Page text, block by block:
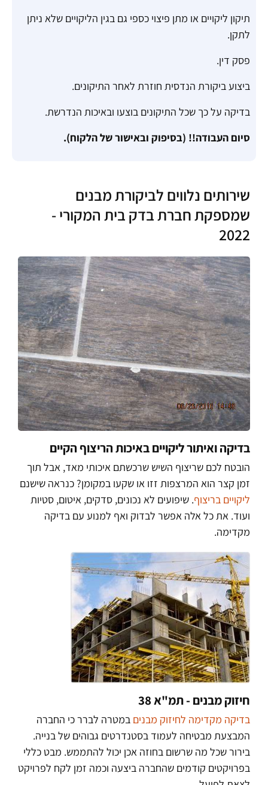
תיקון ליקויים או מתן פיצוי כספי גם בגין הליקויים שלא ניתן
לתקן.
פסק דין.
ביצוע ביקורת הנדסית חוזרת לאחר התיקונים.
בדיקה על כך שכל התיקונים בוצעו ובאיכות הנדרשת.
סיום העבודה!! (בסיפוק ובאישור של הלקוח).
שירותים נלווים לביקורת מבנים
שמספקת חברת בדק בית המקורי -
2022
בדיקה ואיתור ליקויים באיכות הריצוף הקיים
הובטח לכם שריצוף השיש שרכשתם איכותי מאד, אבל תוך
זמן קצר הוא המרצפות זזו או שקעו במקומן? כנראה שישנם
ליקויים בריצוף. שיפועים לא נכונים, סדקים, איטום, סטיות
ועוד. את כל אלה אפשר לבדוק ואף למנוע עם בדיקה
מקדימה.
חיזוק מבנים - תמ"א 38
בדיקה מקדימה לחיזוק מבניםבמטרה לברר כי החברה
המבצעת מבטיחה לעמוד בסטנדרטים גבוהים של בנייה.
בירור שכל מה שרשום בחוזה אכן יכול להתממש. מבט כללי
בפרויקטים קודמים שהחברה ביצעה וכמה זמן לקח לפרויקט